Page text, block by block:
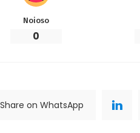
Noioso
0
Share on WhatsApp